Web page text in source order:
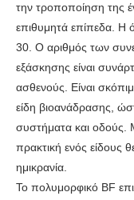
την τροποποίηση της
επιθυμητά επίπεδα. Η
30. Ο αριθμός των
εξάσκησης είναι
ασθενούς. Είναι
είδη βιοανάδρασης,
συστήματα και οδούς.
πρακτική ενός είδους
ημικρανία.
Το πολυμορφικό ΒF